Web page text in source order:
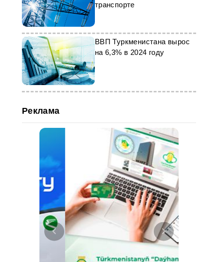
транспорте
ВВП Туркменистана вырос
на 6,3% в 2024 году
Реклама